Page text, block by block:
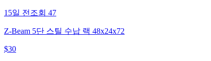
15일 전 조회 47
Z-Beam 5단 스틸 수납 랙 48x24x72
$30